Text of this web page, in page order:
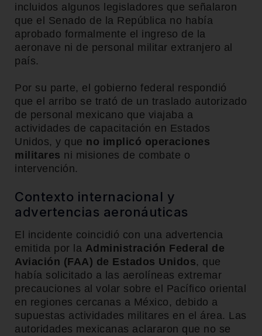
incluidos algunos legisladores que señalaron
que el Senado de la República no había
aprobado formalmente el ingreso de la
aeronave ni de personal militar extranjero al
país.
Por su parte, el gobierno federal respondió
que el arribo se trató de un traslado autorizado
de personal mexicano que viajaba a
actividades de capacitación en Estados
Unidos, y que no implicó operaciones
militares ni misiones de combate o
intervención.
Contexto internacional y
advertencias aeronáuticas
El incidente coincidió con una advertencia
emitida por la Administración Federal de
Aviación (FAA) de Estados Unidos, que
había solicitado a las aerolíneas extremar
precauciones al volar sobre el Pacífico oriental
en regiones cercanas a México, debido a
supuestas actividades militares en el área. Las
autoridades mexicanas aclararon que no se